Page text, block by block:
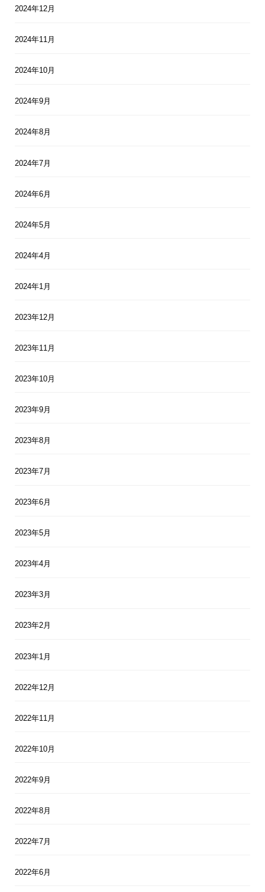
2024年12月
2024年11月
2024年10月
2024年9月
2024年8月
2024年7月
2024年6月
2024年5月
2024年4月
2024年1月
2023年12月
2023年11月
2023年10月
2023年9月
2023年8月
2023年7月
2023年6月
2023年5月
2023年4月
2023年3月
2023年2月
2023年1月
2022年12月
2022年11月
2022年10月
2022年9月
2022年8月
2022年7月
2022年6月